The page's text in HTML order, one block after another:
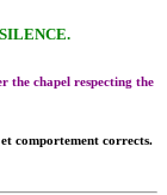
SILENCE.
the chapel respecting the
comportement corrects.